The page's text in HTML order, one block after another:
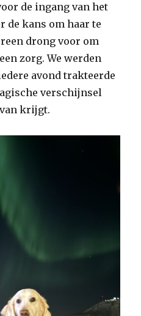
de ingang van het
de kans om haar te
drong voor om
zorg. We werden
avond trakteerde
verschijnsel
krijgt.